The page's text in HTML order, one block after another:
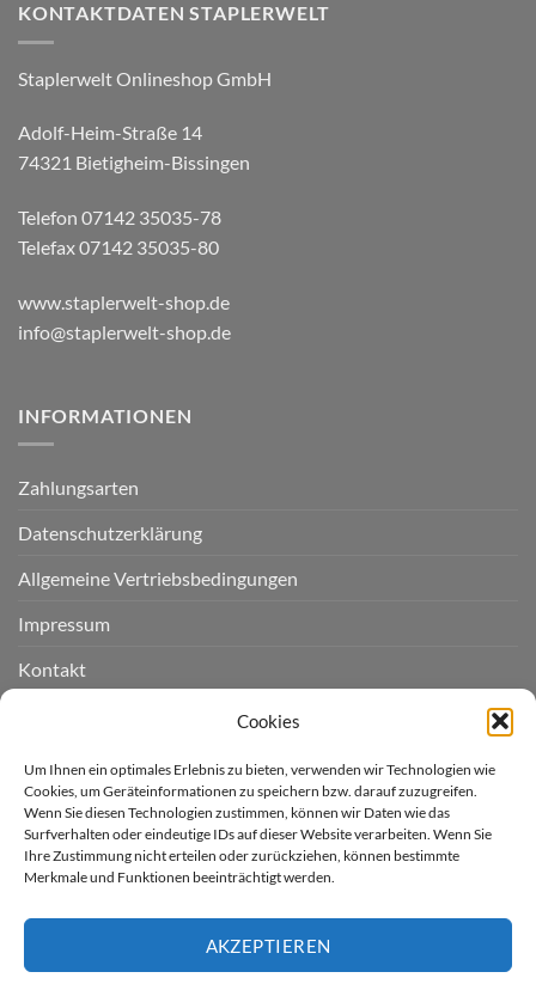
Cookies
Um Ihnen ein optimales Erlebnis zu bieten, verwenden wir Technologien wie
Cookies, um Geräteinformationen zu speichern bzw. darauf zuzugreifen.
Wenn Sie diesen Technologien zustimmen, können wir Daten wie das
Surfverhalten oder eindeutige IDs auf dieser Website verarbeiten. Wenn Sie
Ihre Zustimmung nicht erteilen oder zurückziehen, können bestimmte
Merkmale und Funktionen beeinträchtigt werden.
AKZEPTIEREN
KONTAKTDATEN STAPLERWELT
Staplerwelt Onlineshop GmbH
Adolf-Heim-Straße 14
74321 Bietigheim-Bissingen
Telefon 07142 35035-78
Telefax 07142 35035-80
www.staplerwelt-shop.de
info@staplerwelt-shop.de
INFORMATIONEN
Zahlungsarten
Datenschutzerklärung
Allgemeine Vertriebsbedingungen
Impressum
Kontakt
Cookie-Richtlinie (EU)
LIEFERGEBIET
nur nach Deutschland.
* Kostenloser Versand innerhalb